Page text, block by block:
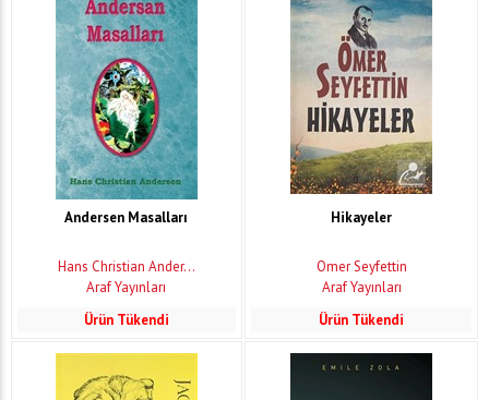
Andersen Masalları
Hans Christian Ander...
Araf Yayınları
Ürün Tükendi
Hikayeler
Ömer Seyfettin
Araf Yayınları
Ürün Tükendi